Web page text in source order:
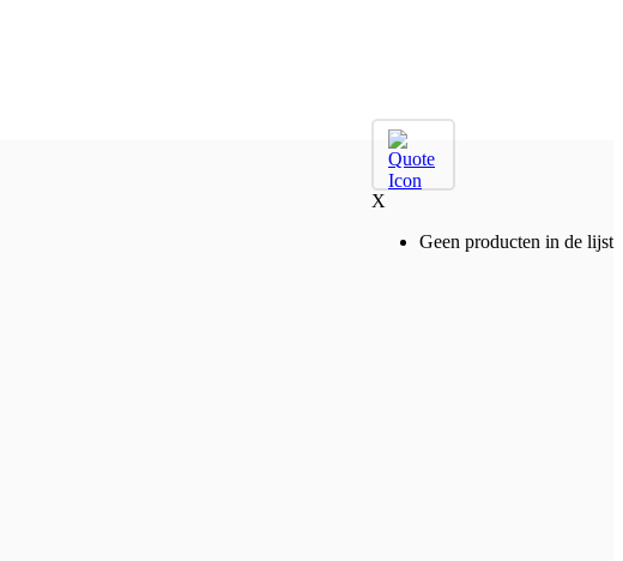
X
Geen producten in de lijst